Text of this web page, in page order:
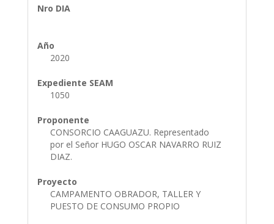
Nro DIA
Año
2020
Expediente SEAM
1050
Proponente
CONSORCIO CAAGUAZU. Representado
por el Señor HUGO OSCAR NAVARRO RUIZ
DIAZ.
Proyecto
CAMPAMENTO OBRADOR, TALLER Y
PUESTO DE CONSUMO PROPIO